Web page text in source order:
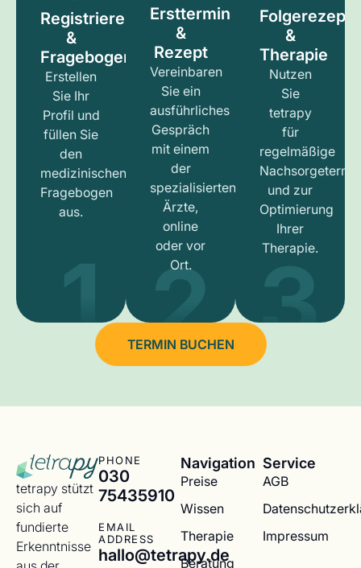
Registrieren
&
Fragebogen
Erstellen
Sie Ihr
Profil und
füllen Sie
den
medizinischen
Fragebogen
aus.
1
Ersttermin
&
Rezept
Vereinbaren
Sie ein
ausführliches
Gespräch
mit einem
der
spezialisierten
Ärzte,
online
oder vor
Ort.
2
Folgerezept
&
Therapie
Nutzen
Sie
tetrapy
für
regelmäßige
und zur
Optimierung
Ihrer
Therapie.
3
TERMIN BUCHEN
tetrapy stützt
sich auf
fundierte
Erkenntnisse
PHONE
030
75435910
EMAIL
ADDRESS
hallo@tetrapy.de
Navigation
Preise
Wissen
Therapie
Beratung
Service
AGB
Impressum